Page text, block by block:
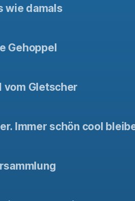
wie damals
Gehoppel
vom Gletscher
Immer schön cool